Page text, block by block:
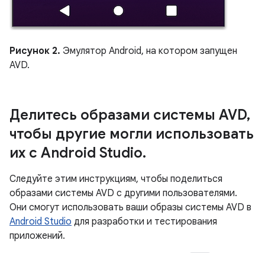
Рисунок 2. Эмулятор Android, на котором запущен
AVD.
Делитесь образами системы AVD,
чтобы другие могли использовать
их с Android Studio.
Следуйте этим инструкциям, чтобы поделиться
образами системы AVD с другими пользователями.
Они смогут использовать ваши образы системы AVD в
Android Studio для разработки и тестирования
приложений.